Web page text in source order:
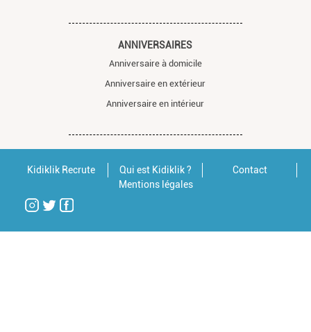
ANNIVERSAIRES
Anniversaire à domicile
Anniversaire en extérieur
Anniversaire en intérieur
Kidiklik Recrute Qui est Kidiklik ?
Contact
Mentions légales